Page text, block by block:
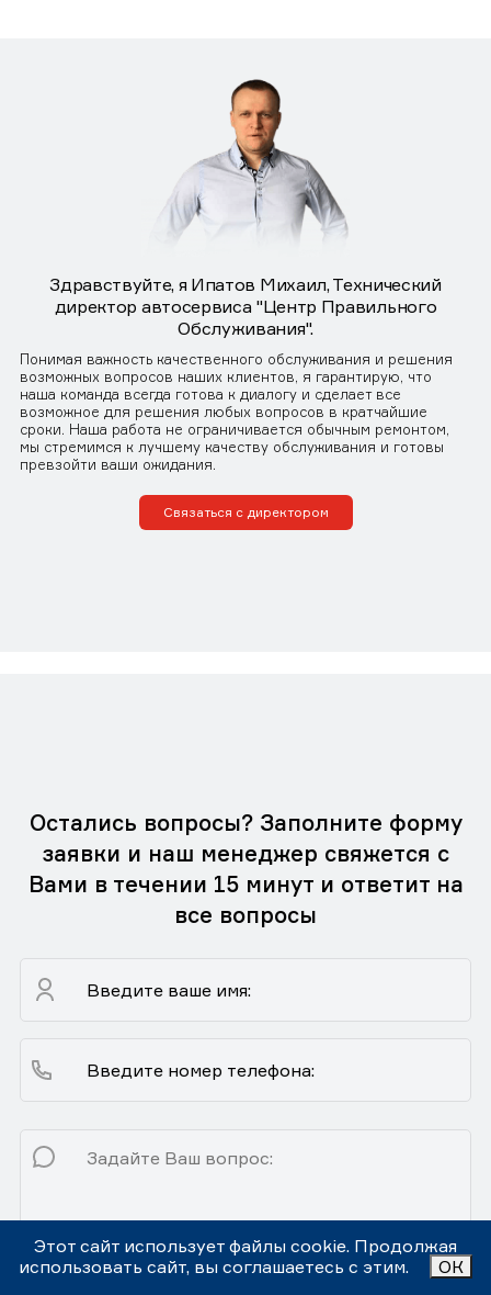
Здравствуйте, я Ипатов Михаил, Технический
директор автосервиса "Центр Правильного
Обслуживания".
Понимая важность качественного обслуживания и решения
возможных вопросов наших клиентов, я гарантирую, что
наша команда всегда готова к диалогу и сделает все
возможное для решения любых вопросов в кратчайшие
сроки. Наша работа не ограничивается обычным ремонтом,
мы стремимся к лучшему качеству обслуживания и готовы
превзойти ваши ожидания.
Связаться с директором
Остались вопросы? Заполните форму
заявки и наш менеджер свяжется с
Вами в течении 15 минут и ответит на
все вопросы
Этот сайт использует файлы cookie. Продолжая
использовать сайт, вы соглашаетесь с этим.
ОК